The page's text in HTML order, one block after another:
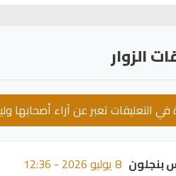
الزوار
في التعليقات تعبر عن آراء
بنجلون 8 يوليو 2026 - 12:36